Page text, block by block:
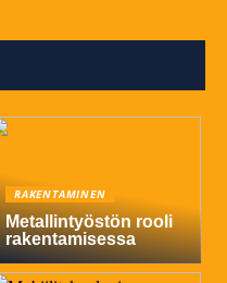
RAKENTAMINEN
Metallintyöstön rooli
rakentamisessa